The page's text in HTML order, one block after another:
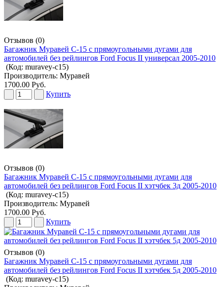
Отзывов (0)
Багажник Муравей С-15 с прямоугольными дугами для
автомобилей без рейлингов Ford Focus II универсал 2005-2010
(Код: muravey-c15)
Производитель: Муравей
1700.00 Руб.
Купить
Отзывов (0)
Багажник Муравей С-15 с прямоугольными дугами для
автомобилей без рейлингов Ford Focus II хэтчбек 3д 2005-2010
(Код: muravey-c15)
Производитель: Муравей
1700.00 Руб.
Купить
Отзывов (0)
Багажник Муравей С-15 с прямоугольными дугами для
автомобилей без рейлингов Ford Focus II хэтчбек 5д 2005-2010
(Код: muravey-c15)